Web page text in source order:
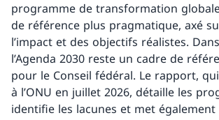
programme de transformation
de référence plus pragmatique, axé
l’impact et des objectifs réalistes.
l’Agenda 2030 reste un cadre de
pour le Conseil fédéral. Le rapport,
à l’ONU en juillet 2026, détaille les
identifie les lacunes et met